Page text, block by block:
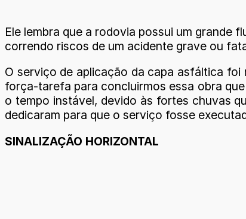
Ele lembra que a rodovia possui um grande
correndo riscos de um acidente grave ou
O serviço de aplicação da capa asfáltica foi
força-tarefa para concluirmos essa obra
o tempo instável, devido às fortes chuvas
dedicaram para que o serviço fosse
SINALIZAÇÃO HORIZONTAL